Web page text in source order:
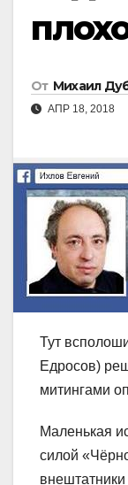
От Михаил
АПР 18, 2018
Тут
Едросов)
митингами
Маленькая
силой